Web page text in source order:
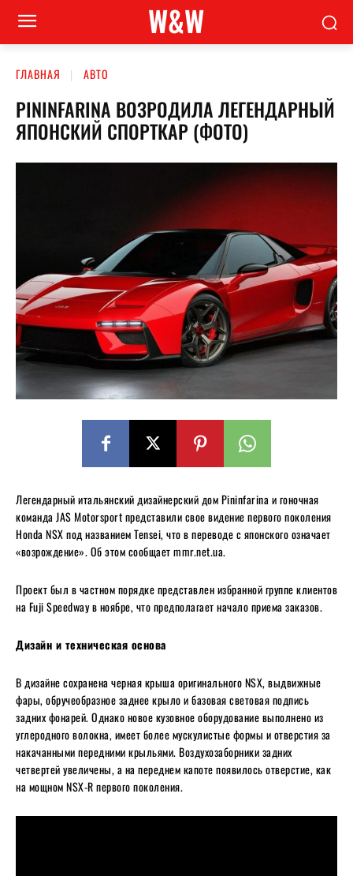
W&W
ГЛАВНАЯ АВТО
PININFARINA ВОЗРОДИЛА ЛЕГЕНДАРНЫЙ
ЯПОНСКИЙ СПОРТКАР (ФОТО)
Легендарный итальянский дизайнерский дом Pininfarina и гоночная
команда JAS Motorsport представили свое видение первого поколения
Honda NSX под названием Tensei, что в переводе с японского означает
«возрождение». Об этом сообщает mmr.net.ua.
Проект был в частном порядке представлен избранной группе клиентов
на Fuji Speedway в ноябре, что предполагает начало приема заказов.
Дизайн и техническая основа
В дизайне сохранена черная крыша оригинального NSX, выдвижные
фары, обручеобразное заднее крыло и базовая световая подпись
задних фонарей. Однако новое кузовное оборудование выполнено из
углеродного волокна, имеет более мускулистые формы и отверстия за
накачанными передними крыльями. Воздухозаборники задних
четвертей увеличены, а на переднем капоте появилось отверстие, как
на мощном NSX-R первого поколения.